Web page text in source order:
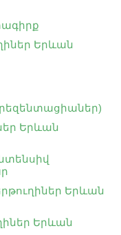
Երևան
Երևան
Երևան
Երևան